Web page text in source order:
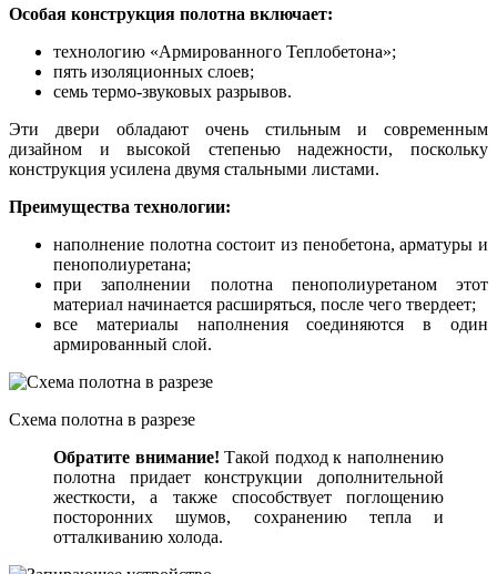
Особая конструкция полотна включает:
технологию «Армированного Теплобетона»;
пять изоляционных слоев;
семь термо-звуковых разрывов.
Эти двери обладают очень стильным и современным
дизайном и высокой степенью надежности, поскольку
конструкция усилена двумя стальными листами.
Преимущества технологии:
наполнение полотна состоит из пенобетона, арматуры и
пенополиуретана;
при заполнении полотна пенополиуретаном этот
материал начинается расширяться, после чего твердеет;
все материалы наполнения соединяются в один
армированный слой.
Схема полотна в разрезе
Обратите внимание! Такой подход к наполнению
полотна придает конструкции дополнительной
жесткости, а также способствует поглощению
посторонних шумов, сохранению тепла и
отталкиванию холода.